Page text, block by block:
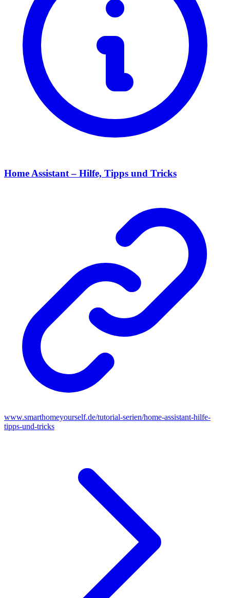
Home Assistant – Hilfe, Tipps und Tricks
www.smarthomeyourself.de/tutorial-serien/home-assistant-hilfe-
tipps-und-tricks